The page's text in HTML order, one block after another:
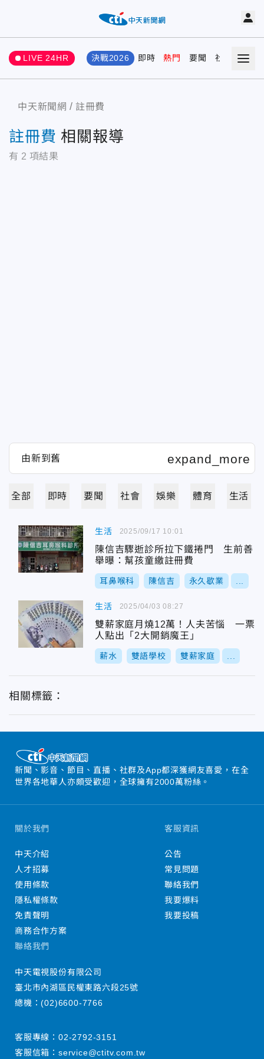
LIVE 24HR 決戰2026 即時 熱門 要聞 社會 娛樂
中天新聞網 註冊費
註冊費 相關報導
有 2 項結果
全部 即時 要聞 社會 娛樂 體育 生活
生活
陳信吉驟逝診所拉下鐵捲門 生前善
舉曝：幫孩童繳註冊費
耳鼻喉科 陳信吉 永久歇業
2025/09/17 10:01
生活
雙薪家庭月燒12萬！人夫苦惱 一票
人點出「2大開銷魔王」
薪水 雙語學校 雙薪家庭
2025/04/03 08:27
相關標籤：
新聞、影音、節目、直播、社群及App都深獲網友喜愛，在全
世界各地華人亦頗受歡迎，全球擁有2000萬粉絲。
關於我們
中天介紹
人才招募
使用條款
隱私權條款
免責聲明
商務合作方案
客服資訊
公告
常見問題
聯絡我們
我要爆料
我要投稿
聯絡我們
中天電視股份有限公司
臺北市內湖區民權東路六段25號
總機：(02)6600-7766
客服專線： 02-2792-3151
客服信箱： service@ctitv.com.tw